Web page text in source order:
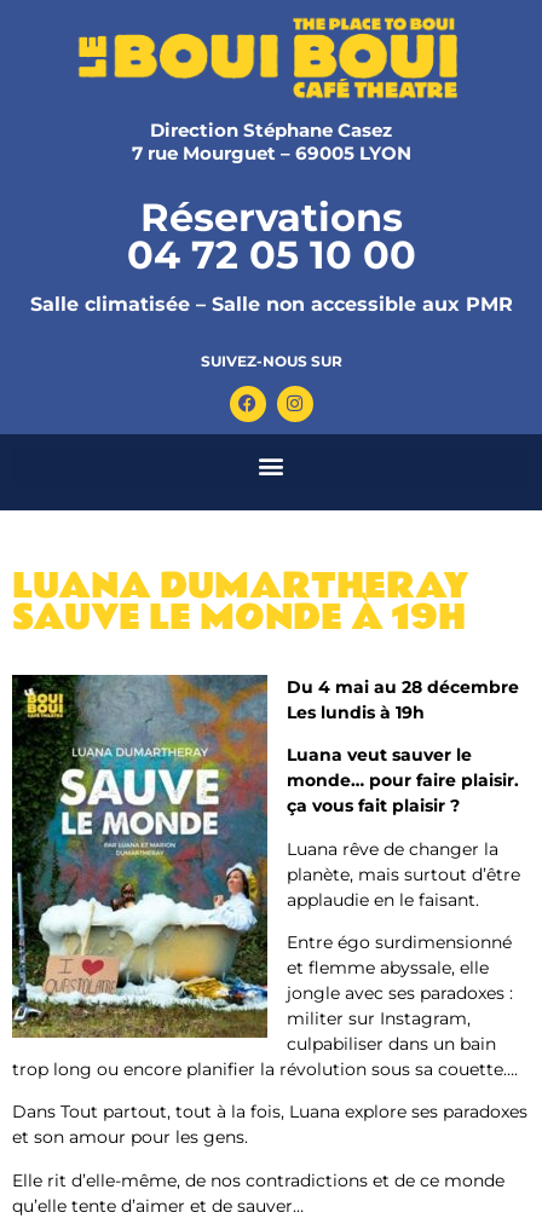
Direction Stéphane Casez
7 rue Mourguet – 69005 LYON
Réservations
04 72 05 10 00
Salle climatisée – Salle non accessible aux PMR
SUIVEZ-NOUS SUR
LUANA DUMARTHERAY
SAUVE LE MONDE À 19H
Du 4 mai au 28 décembre
Les lundis à 19h
Luana veut sauver le
monde… pour faire plaisir.
ça vous fait plaisir ?
Luana rêve de changer la
planète, mais surtout d’être
applaudie en le faisant.
Entre égo surdimensionné
et flemme abyssale, elle
jongle avec ses paradoxes :
militer sur Instagram,
culpabiliser dans un bain
trop long ou encore planifier la révolution sous sa couette….
Dans Tout partout, tout à la fois, Luana explore ses paradoxes
et son amour pour les gens.
Elle rit d’elle-même, de nos contradictions et de ce monde
qu’elle tente d’aimer et de sauver…